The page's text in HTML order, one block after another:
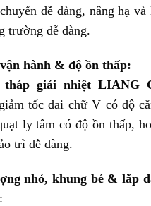
dễ dàng, nâng hạ
trường dễ dàng.
hành & độ ồn thấp:
giải nhiệt LIANG
tốc đai chữ V có độ
ly tâm có độ ồn thấp,
trì dễ dàng.
nhỏ, khung bé & lắp
: